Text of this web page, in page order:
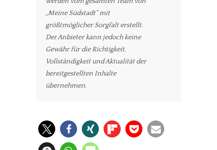
„Meine Südstadt“ mit
größtmöglicher Sorgfalt erstellt.
Der Anbieter kann jedoch keine
Gewähr für die Richtigkeit,
Vollständigkeit und Aktualität der
bereitgestellten Inhalte
übernehmen.